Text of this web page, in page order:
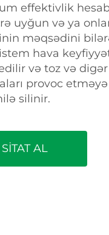
effektivlik
uyğun və ya
məqsədini
hava
və toz və
provoc
silinir.
SİTAT AL